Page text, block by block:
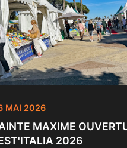
MAI 2026
MAXIME
2026